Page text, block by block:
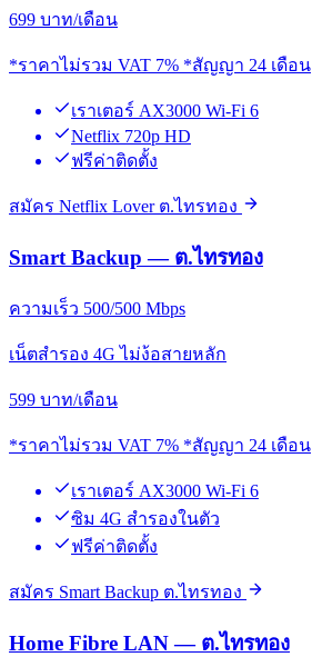
699 บาท/เดือน
*ราคาไม่รวม VAT 7% *สัญญา 24 เดือน
เราเตอร์ AX3000 Wi-Fi 6
Netflix 720p HD
ฟรีค่าติดตั้ง
สมัคร Netflix Lover ต.ไทรทอง
Smart Backup — ต.ไทรทอง
ความเร็ว 500/500 Mbps
เน็ตสำรอง 4G ไม่ง้อสายหลัก
599 บาท/เดือน
*ราคาไม่รวม VAT 7% *สัญญา 24 เดือน
เราเตอร์ AX3000 Wi-Fi 6
ซิม 4G สำรองในตัว
ฟรีค่าติดตั้ง
สมัคร Smart Backup ต.ไทรทอง
Home Fibre LAN — ต.ไทรทอง